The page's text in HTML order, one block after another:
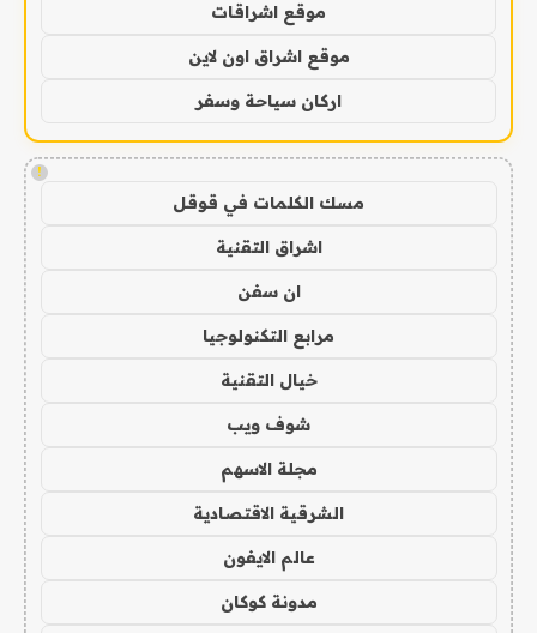
موقع اشراقات
موقع اشراق اون لاين
اركان سياحة وسفر
!
مسك الكلمات في قوقل
اشراق التقنية
ان سفن
مرابع التكنولوجيا
خيال التقنية
شوف ويب
مجلة الاسهم
الشرقية الاقتصادية
عالم الايفون
مدونة كوكان